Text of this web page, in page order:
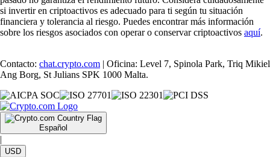
si invertir en criptoactivos es adecuado para ti según tu situación
financiera y tolerancia al riesgo. Puedes encontrar más información
sobre los riesgos asociados con operar o conservar criptoactivos aquí.
Contacto: chat.crypto.com | Oficina: Level 7, Spinola Park, Triq Mikiel
Ang Borg, St Julians SPK 1000 Malta.
Español
|
USD